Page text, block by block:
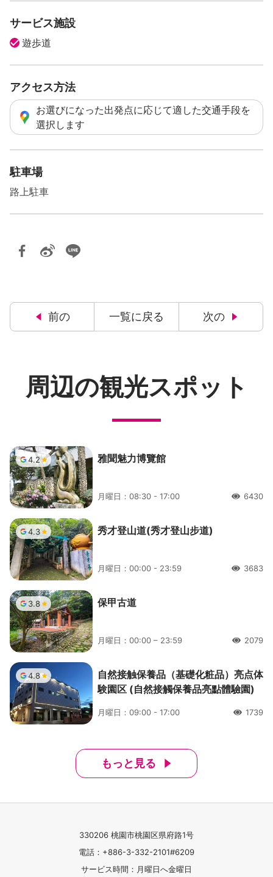
サービス施設
遊歩道
アクセス方法
お選びになった出発点に応じて適した交通手段を
選択します
駐車場
路上駐車
前の 一覧に戻る 次の
周辺の観光スポット
4.2 雅聞魅力博覽館
月曜日：08:30 - 17:00 人氣6430
4.3 秀才登山道(秀才登山步道)
月曜日：00:00 - 23:59 人氣3683
3.8 保甲古道
月曜日：00:00 – 23:59 人氣2079
4.8
自然接触保養品（基礎化粧品）亮点体
験園区 (自然接觸保養品亮點體驗園)
月曜日：09:00 - 17:00 人氣1739
もっと見る
330206 桃園市桃園区県府路1号
電話：+886-3-332-2101#6209
サービス時間：月曜日へ金曜日